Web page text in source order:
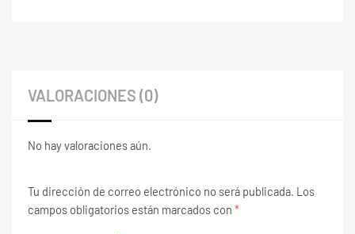
VALORACIONES (0)
No hay valoraciones aún.
Tu dirección de correo electrónico no será publicada. Los
campos obligatorios están marcados con *